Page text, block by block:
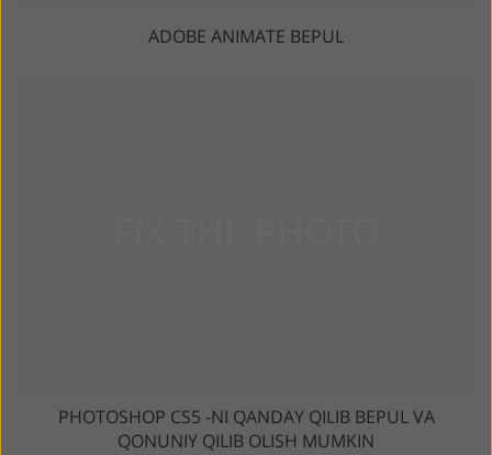
ADOBE ANIMATE BEPUL
PHOTOSHOP CS5 -NI QANDAY QILIB BEPUL VA
QONUNIY QILIB OLISH MUMKIN